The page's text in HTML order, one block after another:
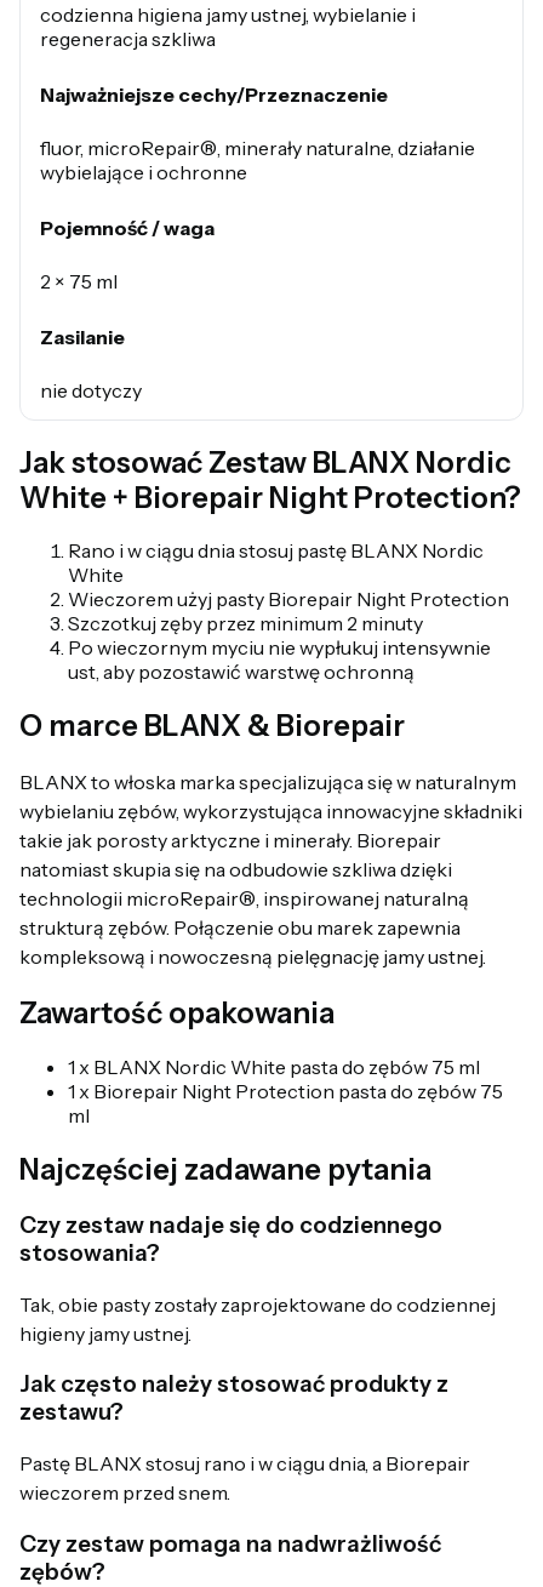
codzienna higiena jamy ustnej, wybielanie i
regeneracja szkliwa
Najważniejsze cechy/Przeznaczenie
fluor, microRepair®, minerały naturalne, działanie
wybielające i ochronne
Pojemność / waga
2 × 75 ml
Zasilanie
nie dotyczy
Jak stosować Zestaw BLANX Nordic
White + Biorepair Night Protection?
Rano i w ciągu dnia stosuj pastę BLANX Nordic
White
Wieczorem użyj pasty Biorepair Night Protection
Szczotkuj zęby przez minimum 2 minuty
Po wieczornym myciu nie wypłukuj intensywnie
ust, aby pozostawić warstwę ochronną
O marce BLANX & Biorepair
BLANX to włoska marka specjalizująca się w naturalnym
wybielaniu zębów, wykorzystująca innowacyjne składniki
takie jak porosty arktyczne i minerały. Biorepair
natomiast skupia się na odbudowie szkliwa dzięki
technologii microRepair®, inspirowanej naturalną
strukturą zębów. Połączenie obu marek zapewnia
kompleksową i nowoczesną pielęgnację jamy ustnej.
Zawartość opakowania
1 x BLANX Nordic White pasta do zębów 75 ml
1 x Biorepair Night Protection pasta do zębów 75
ml
Najczęściej zadawane pytania
Czy zestaw nadaje się do codziennego
stosowania?
Tak, obie pasty zostały zaprojektowane do codziennej
higieny jamy ustnej.
Jak często należy stosować produkty z
zestawu?
Pastę BLANX stosuj rano i w ciągu dnia, a Biorepair
wieczorem przed snem.
Czy zestaw pomaga na nadwrażliwość
zębów?